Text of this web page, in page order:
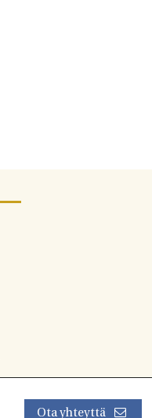
Ota yhteyttä